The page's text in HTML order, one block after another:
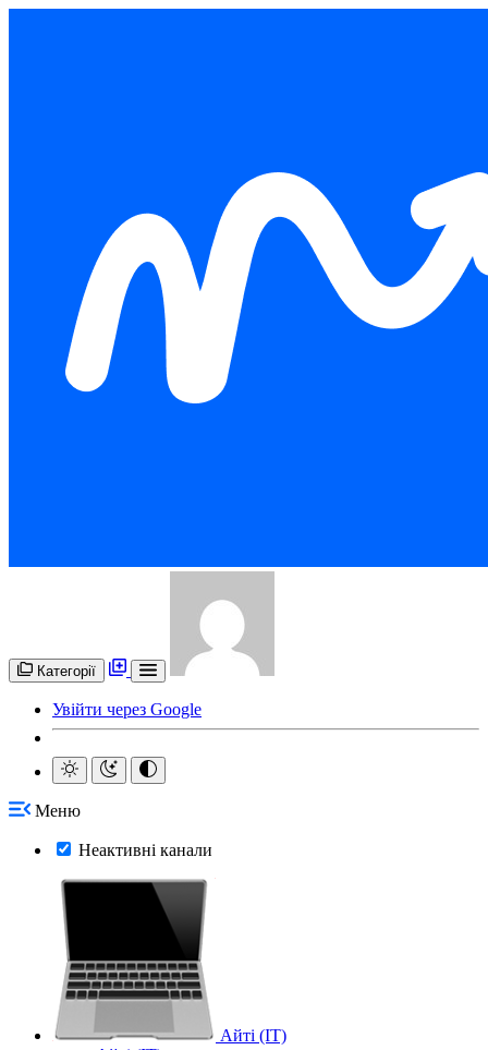
Категорії
Увійти через Google
Меню
Неактивні канали
Айті (IT)